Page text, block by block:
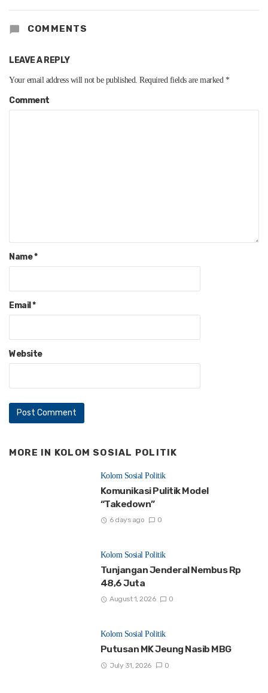
COMMENTS
LEAVE A REPLY
Your email address will not be published. Required fields are marked *
Comment
Name*
Email *
Website
MORE IN KOLOM SOSIAL POLITIK
Kolom Sosial Politik
Komunikasi Pulitik Model
“Takedown”
6 days ago 0
Kolom Sosial Politik
Tunjangan Jenderal Nembus Rp
48,6 Juta
August 1, 2026 0
Kolom Sosial Politik
Putusan MK Jeung Nasib MBG
July 31, 2026 0